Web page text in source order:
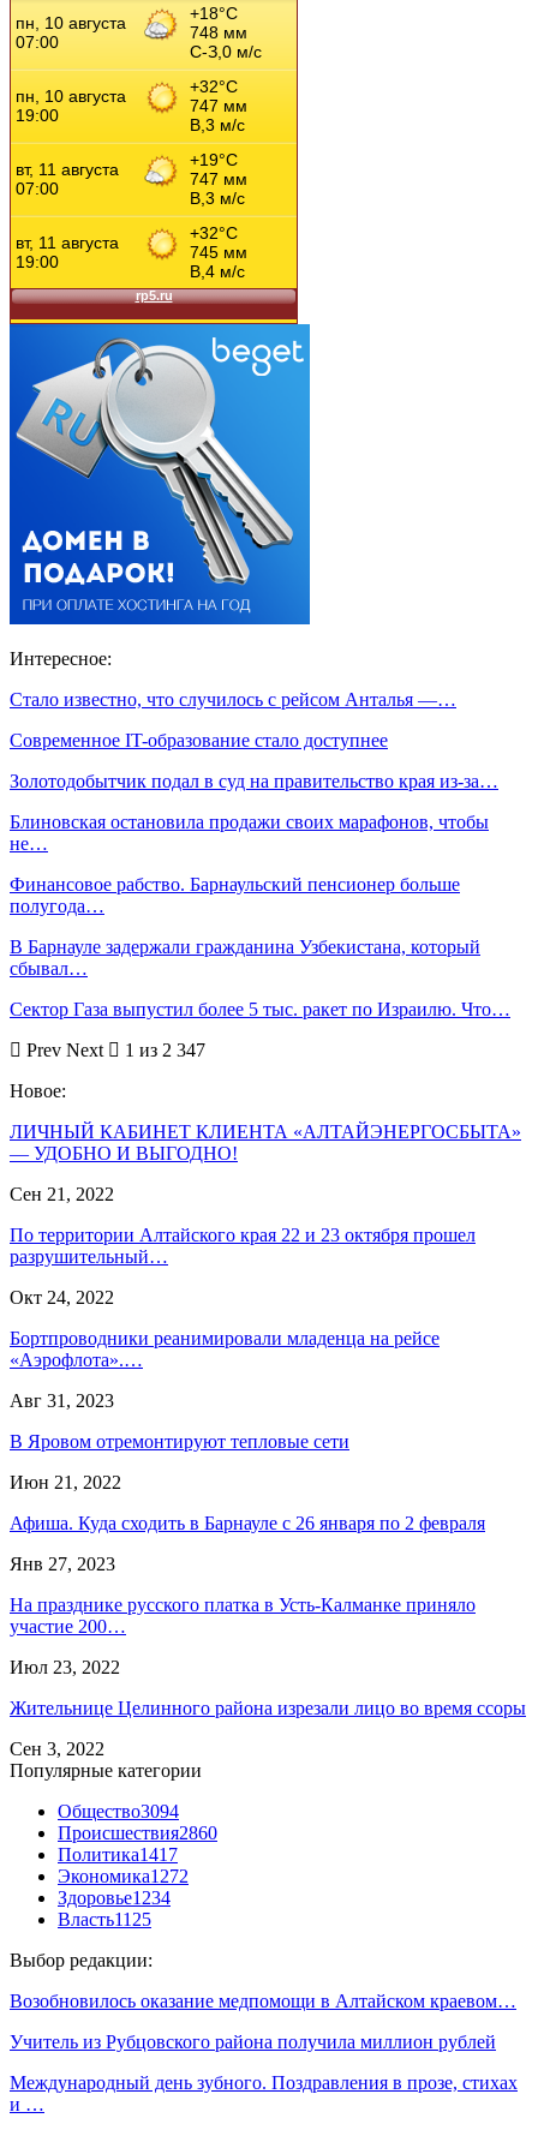
Интересное:
Стало известно, что случилось с рейсом Анталья —…
Современное IT-образование стало доступнее
Золотодобытчик подал в суд на правительство края из-за…
Блиновская остановила продажи своих марафонов, чтобы
не…
Финансовое рабство. Барнаульский пенсионер больше
полугода…
В Барнауле задержали гражданина Узбекистана, который
сбывал…
Сектор Газа выпустил более 5 тыс. ракет по Израилю. Что…
Prev Next
1 из 2 347
Новое:
ЛИЧНЫЙ КАБИНЕТ КЛИЕНТА «АЛТАЙЭНЕРГОСБЫТА»
— УДОБНО И ВЫГОДНО!
Сен 21, 2022
По территории Алтайского края 22 и 23 октября прошел
разрушительный…
Окт 24, 2022
Бортпроводники реанимировали младенца на рейсе
«Аэрофлота».…
Авг 31, 2023
В Яровом отремонтируют тепловые сети
Июн 21, 2022
Афиша. Куда сходить в Барнауле с 26 января по 2 февраля
Янв 27, 2023
На празднике русского платка в Усть-Калманке приняло
участие 200…
Июл 23, 2022
Жительнице Целинного района изрезали лицо во время ссоры
Сен 3, 2022
Популярные категории
Общество3094
Происшествия2860
Политика1417
Экономика1272
Здоровье1234
Власть1125
Выбор редакции:
Возобновилось оказание медпомощи в Алтайском краевом…
Учитель из Рубцовского района получила миллион рублей
Международный день зубного. Поздравления в прозе, стихах
и …